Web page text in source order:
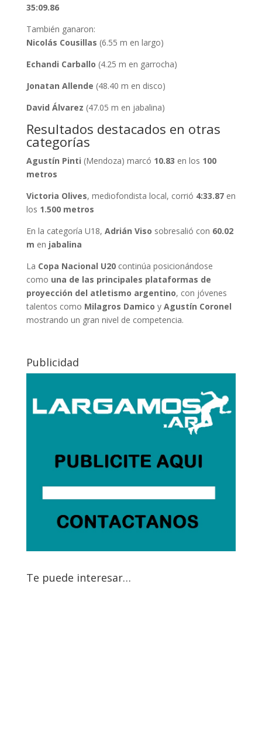
35:09.86
También ganaron:
Nicolás Cousillas (6.55 m en largo)
Echandi Carballo (4.25 m en garrocha)
Jonatan Allende (48.40 m en disco)
David Álvarez (47.05 m en jabalina)
Resultados destacados en otras
categorías
Agustín Pinti (Mendoza) marcó 10.83 en los 100
metros
Victoria Olives, mediofondista local, corrió 4:33.87en
los 1.500 metros
En la categoría U18, Adrián Viso sobresalió con 60.02
m en jabalina
La Copa Nacional U20continúa posicionándose
como una de las principales plataformas de
proyección del atletismo argentino, con jóvenes
talentos como Milagros Damico y Agustín Coronel
mostrando un gran nivel de competencia.
Publicidad
Te puede interesar…